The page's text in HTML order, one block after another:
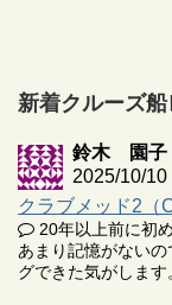
新着クルーズ
鈴木 園子
2025/10/10
クラブメッド2（
20年以上前に初
あまり記憶がない
グできた気がします